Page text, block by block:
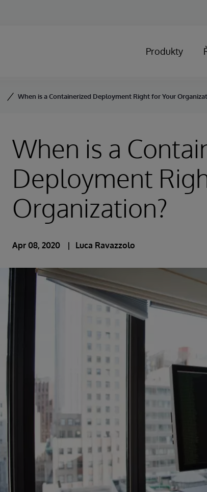
Produkty
When is a Containerized Deployment Right for Your
When is a
Deployment
Organization?
Apr 08, 2020 Luca Ravazzolo